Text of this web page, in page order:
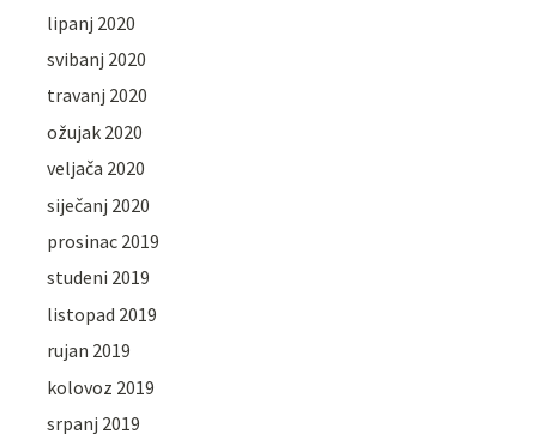
lipanj 2020
svibanj 2020
travanj 2020
ožujak 2020
veljača 2020
siječanj 2020
prosinac 2019
studeni 2019
listopad 2019
rujan 2019
kolovoz 2019
srpanj 2019